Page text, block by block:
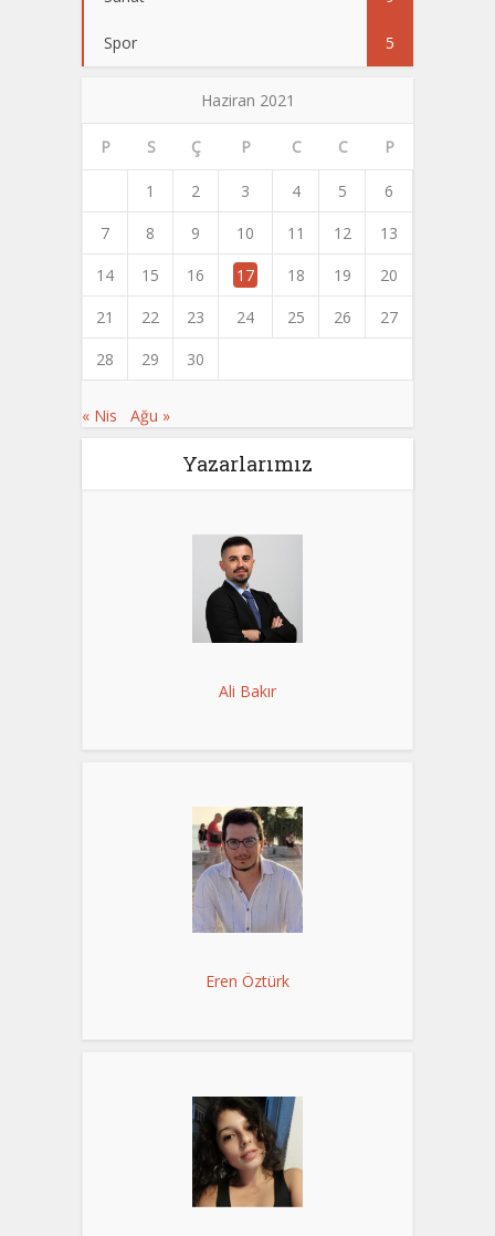
Spor 5
Haziran 2021
P S Ç P C C P
1 2 3 4 5
6
7
8 9 10 11 12
13
14
15 16 17 18 19
20
21
22 23 24 25 26
27
28
29 30
« Nis Ağu »
Yazarlarımız
Ali Bakır
Eren Öztürk